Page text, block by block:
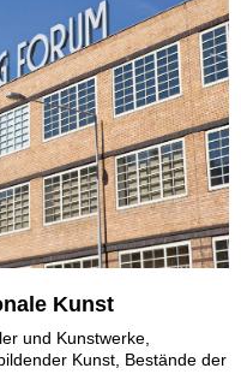
Kunst
und Kunstwerke,
Kunst, Bestände der